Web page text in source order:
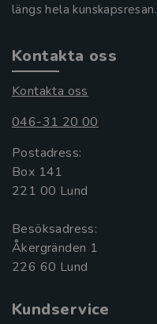
längs hela kunskapsresan.
Kontakta oss
Kontakta oss
046-31 20 00
Postadress:
Box 141
221 00 Lund
Besöksadress:
Åkergränden 1
Kundservice